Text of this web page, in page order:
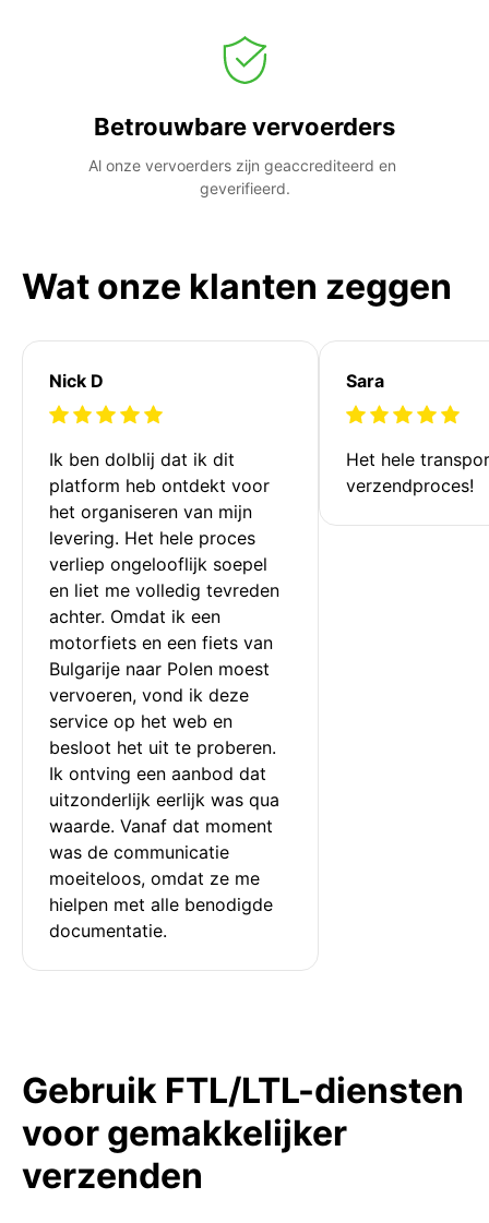
Betrouwbare vervoerders
Al onze vervoerders zijn geaccrediteerd en
geverifieerd.
Wat onze klanten zeggen
Nick D
Ik ben dolblij dat ik dit
platform heb ontdekt voor
het organiseren van mijn
levering. Het hele proces
verliep ongelooflijk soepel
en liet me volledig tevreden
achter. Omdat ik een
motorfiets en een fiets van
Bulgarije naar Polen moest
vervoeren, vond ik deze
service op het web en
besloot het uit te proberen.
Ik ontving een aanbod dat
uitzonderlijk eerlijk was qua
waarde. Vanaf dat moment
was de communicatie
moeiteloos, omdat ze me
hielpen met alle benodigde
documentatie.
Sara
Het hele
verzendproces!
Gebruik FTL/LTL-diensten
voor gemakkelijker
verzenden